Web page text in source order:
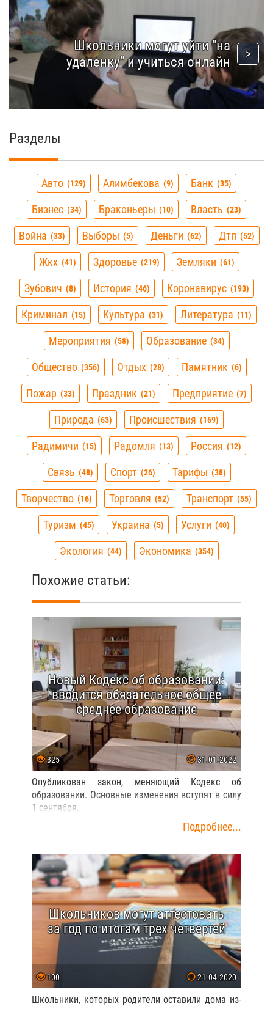
Школьники могут уйти "на
удаленку" и учиться онлайн
Разделы
Авто 129 Алимбекова 9 Банк 35
Бизнес 34 Браконьеры 10 Власть 23
Война 33 Выборы 5 Деньги 62 Дтп 52
Жкх 41 Здоровье 219 Земляки 61
Зубович 8 История 46 Коронавирус 193
Криминал 15 Культура 31 Литература 11
Мероприятия 58 Образование 34
Общество 356 Отдых 28 Памятник 6
Пожар 33 Праздник 21 Предприятие 7
Природа 63 Происшествия 169
Радимичи 15 Радомля 13 Россия 12
Связь 48 Спорт 26 Тарифы 38
Творчество 16 Торговля 52 Транспорт 55
Туризм 45 Украина 5 Услуги 40
Экология 44 Экономика 354
Похожие статьи:
Новый Кодекс об образовании:
вводится обязательное общее
среднее образование
325 31.01.2022
Опубликован закон, меняющий Кодекс об
образовании. Основные изменения вступят в силу
1 сентября.
Подробнее...
Школьников могут аттестовать
за год по итогам трех четвертей
100 21.04.2020
Школьники, которых родители оставили дома из-